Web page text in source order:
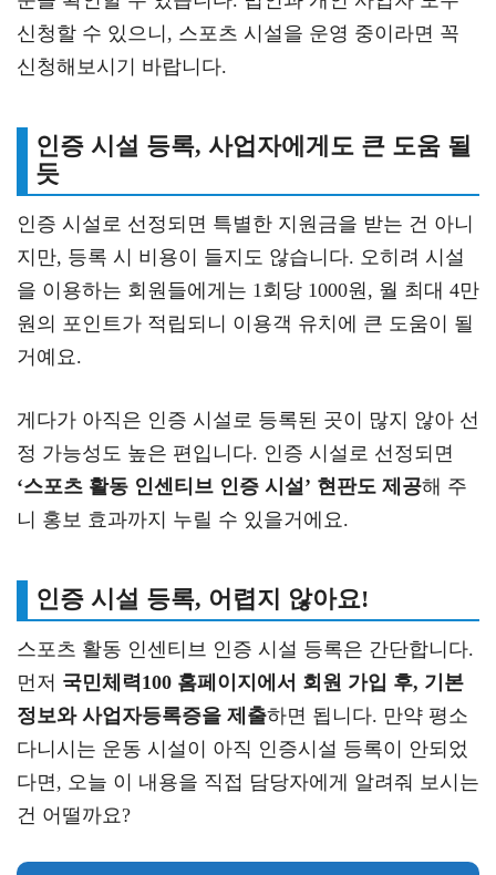
신청할 수 있으니, 스포츠 시설을 운영 중이라면 꼭
신청해보시기 바랍니다.
인증 시설 등록, 사업자에게도 큰 도움 될
듯
인증 시설로 선정되면 특별한 지원금을 받는 건 아니
지만, 등록 시 비용이 들지도 않습니다. 오히려 시설
을 이용하는 회원들에게는 1회당 1000원, 월 최대 4만
원의 포인트가 적립되니 이용객 유치에 큰 도움이 될
거예요.
게다가 아직은 인증 시설로 등록된 곳이 많지 않아 선
정 가능성도 높은 편입니다. 인증 시설로 선정되면
‘스포츠 활동 인센티브 인증 시설’ 현판도 제공해 주
니 홍보 효과까지 누릴 수 있을거에요.
인증 시설 등록, 어렵지 않아요!
스포츠 활동 인센티브 인증 시설 등록은 간단합니다.
먼저 국민체력100 홈페이지에서 회원 가입 후, 기본
정보와 사업자등록증을 제출하면 됩니다. 만약 평소
다니시는 운동 시설이 아직 인증시설 등록이 안되었
다면, 오늘 이 내용을 직접 담당자에게 알려줘 보시는
건 어떨까요?